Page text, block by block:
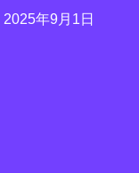
2025年9月1日